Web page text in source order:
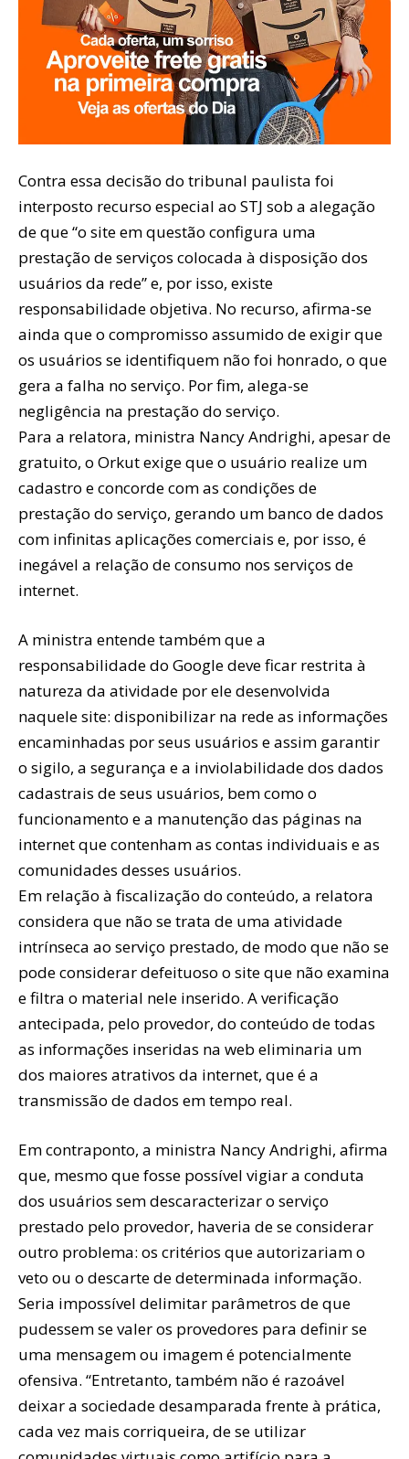
Contra essa decisão do tribunal paulista foi
interposto recurso especial ao STJ sob a alegação
de que “o site em questão configura uma
prestação de serviços colocada à disposição dos
usuários da rede” e, por isso, existe
responsabilidade objetiva. No recurso, afirma-se
ainda que o compromisso assumido de exigir que
os usuários se identifiquem não foi honrado, o que
gera a falha no serviço. Por fim, alega-se
negligência na prestação do serviço.
Para a relatora, ministra Nancy Andrighi, apesar de
gratuito, o Orkut exige que o usuário realize um
cadastro e concorde com as condições de
prestação do serviço, gerando um banco de dados
com infinitas aplicações comerciais e, por isso, é
inegável a relação de consumo nos serviços de
internet.
A ministra entende também que a
responsabilidade do Google deve ficar restrita à
natureza da atividade por ele desenvolvida
naquele site: disponibilizar na rede as informações
encaminhadas por seus usuários e assim garantir
o sigilo, a segurança e a inviolabilidade dos dados
cadastrais de seus usuários, bem como o
funcionamento e a manutenção das páginas na
internet que contenham as contas individuais e as
comunidades desses usuários.
Em relação à fiscalização do conteúdo, a relatora
considera que não se trata de uma atividade
intrínseca ao serviço prestado, de modo que não se
pode considerar defeituoso o site que não examina
e filtra o material nele inserido. A verificação
antecipada, pelo provedor, do conteúdo de todas
as informações inseridas na web eliminaria um
dos maiores atrativos da internet, que é a
transmissão de dados em tempo real.
Em contraponto, a ministra Nancy Andrighi, afirma
que, mesmo que fosse possível vigiar a conduta
dos usuários sem descaracterizar o serviço
prestado pelo provedor, haveria de se considerar
outro problema: os critérios que autorizariam o
veto ou o descarte de determinada informação.
Seria impossível delimitar parâmetros de que
pudessem se valer os provedores para definir se
uma mensagem ou imagem é potencialmente
ofensiva. “Entretanto, também não é razoável
deixar a sociedade desamparada frente à prática,
cada vez mais corriqueira, de se utilizar